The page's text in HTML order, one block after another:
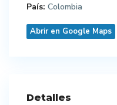
País: Colombia
Abrir en Google Maps
Detalles